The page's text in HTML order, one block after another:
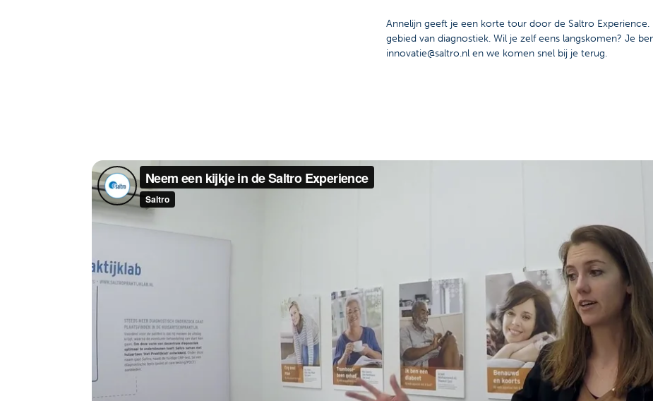
Annelijn geeft je een korte tour door de Saltro
gebied van diagnostiek. Wil je zelf eens langskomen? Je
innovatie@saltro.nl en we komen snel bij je terug.